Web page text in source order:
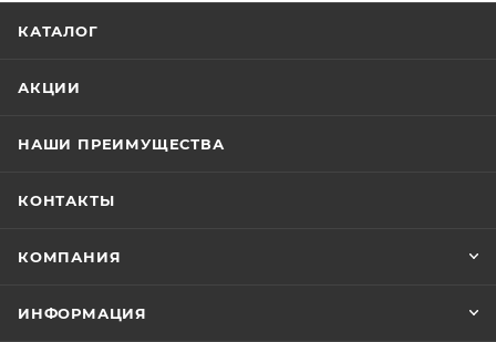
КАТАЛОГ
АКЦИИ
НАШИ ПРЕИМУЩЕСТВА
КОНТАКТЫ
КОМПАНИЯ
ИНФОРМАЦИЯ